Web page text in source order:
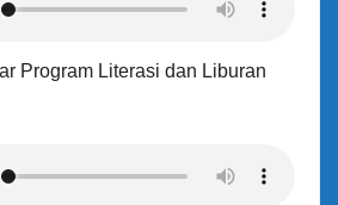
Program Literasi dan Liburan